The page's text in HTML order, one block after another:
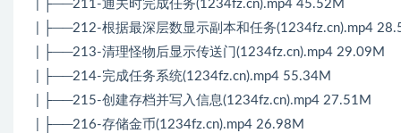
| ├──211-通关时完成任务(1234fz.cn).mp4 45.52M
| ├──212-根据最深层数显示副本和任务(1234fz.cn).mp4
| ├──213-清理怪物后显示传送门(1234fz.cn).mp4 29.09M
| ├──214-完成任务系统(1234fz.cn).mp4 55.34M
| ├──215-创建存档并写入信息(1234fz.cn).mp4 27.51M
| ├──216-存储金币(1234fz.cn).mp4 26.98M